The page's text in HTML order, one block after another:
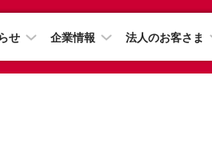
せ 企業情報 法人のお客さま